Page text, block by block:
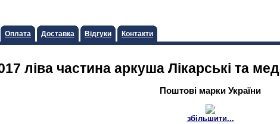
Оплата Доставка Відгуки Контакти
лiва частина аркуша Лiкарськi та
Поштові марки України
збільшити...